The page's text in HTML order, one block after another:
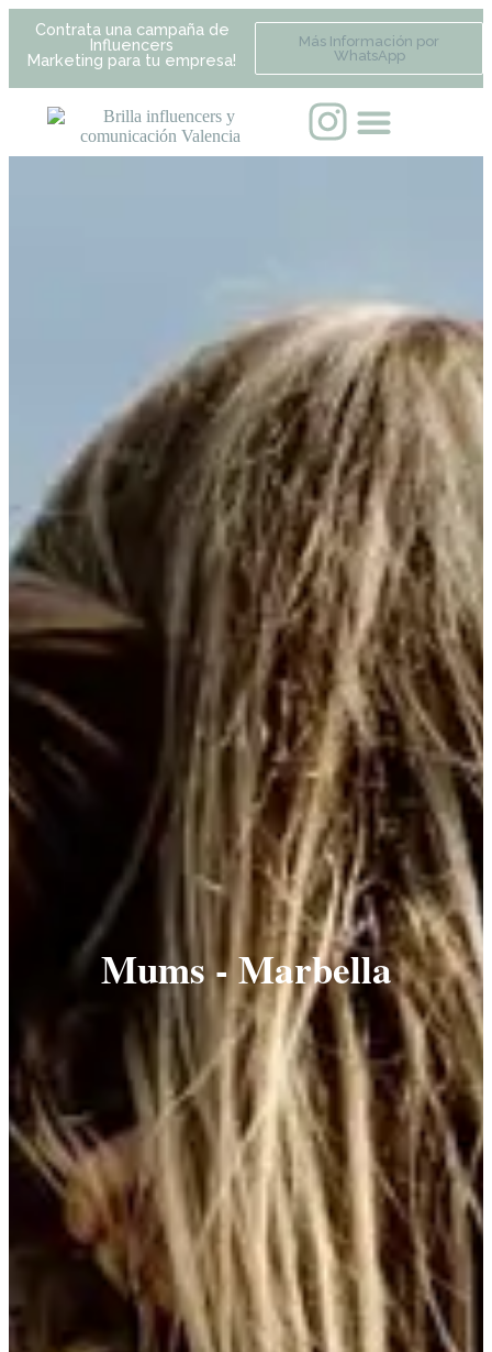
Contrata una campaña de
Influencers
Marketing para tu empresa!
Más Información por
WhatsApp
Mums - Marbella